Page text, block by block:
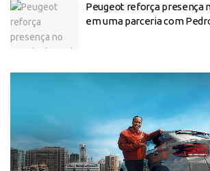
Peugeot reforça presença
em uma parceria com